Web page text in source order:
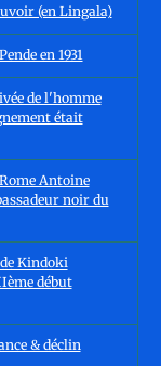
(en Lingala)
en 1931
de l'homme
était
Antoine
noir du
Kindoki
début
& déclin